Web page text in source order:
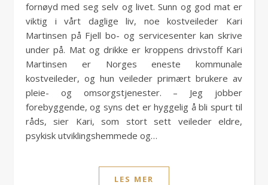
fornøyd med seg selv og livet. Sunn og god mat er
viktig i vårt daglige liv, noe kostveileder Kari
Martinsen på Fjell bo- og servicesenter kan skrive
under på. Mat og drikke er kroppens drivstoff Kari
Martinsen er Norges eneste kommunale
kostveileder, og hun veileder primært brukere av
pleie- og omsorgstjenester. – Jeg jobber
forebyggende, og syns det er hyggelig å bli spurt til
råds, sier Kari, som stort sett veileder eldre,
psykisk utviklingshemmede og…
LES MER